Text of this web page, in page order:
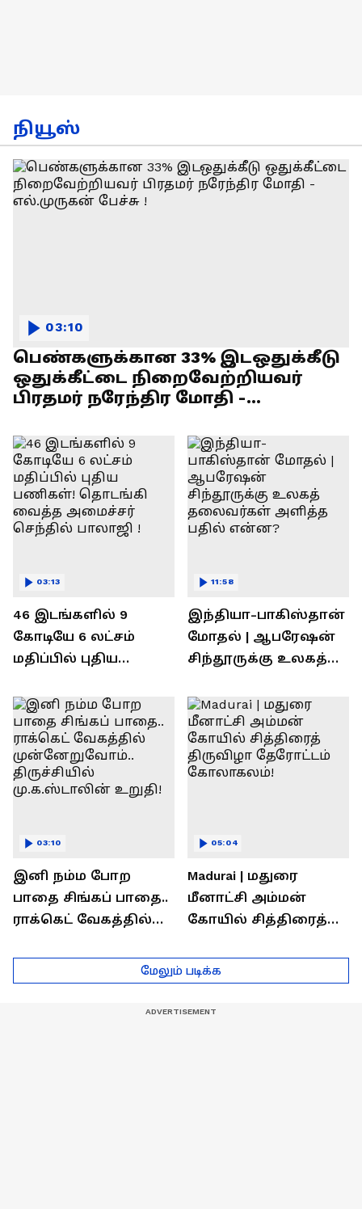
நியூஸ்
பெண்களுக்கான 33% இடஒதுக்கீடு
ஒதுக்கீட்டை நிறைவேற்றியவர்
பிரதமர் நரேந்திர மோதி -
03:10
46 இடங்களில் 9
கோடியே 6 லட்சம்
மதிப்பில் புதிய
வைத்த அமைச்சர்
செந்தில் பாலாஜி !
03:13
இந்தியா-பாகிஸ்தான்
மோதல் | ஆபரேஷன்
சிந்தூருக்கு உலகத்
பதில் என்ன?
11:58
இனி நம்ம போற
பாதை சிங்கப் பாதை..
ராக்கெட் வேகத்தில்
திருச்சியில்
மு.க.ஸ்டாலின் உறுதி!
03:10
Madurai | மதுரை
மீனாட்சி அம்மன்
கோயில் சித்திரைத்
கோலாகலம்!
05:04
மேலும் படிக்க